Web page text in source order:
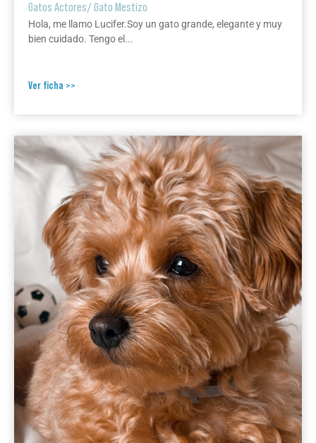
Gatos Actores/Gato Mestizo
Hola, me llamo Lucifer.Soy un gato grande, elegante y muy
bien cuidado. Tengo el...
Ver ficha >>